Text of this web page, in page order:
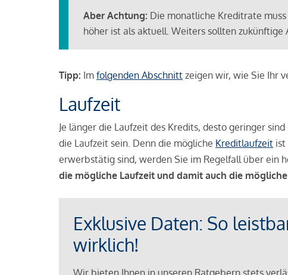
Aber Achtung: Die monatliche Kreditrate
höher ist als aktuell. Weiters sollten
Tipp: Im folgenden Abschnitt zeigen wir, wie Sie Ihr
Laufzeit
Je länger die Laufzeit des Kredits, desto geringer
die Laufzeit sein. Denn die mögliche Kreditlaufzeit ist
erwerbstätig sind, werden Sie im Regelfall über ein
die mögliche Laufzeit und damit auch die
Exklusive Daten: So
wirklich!